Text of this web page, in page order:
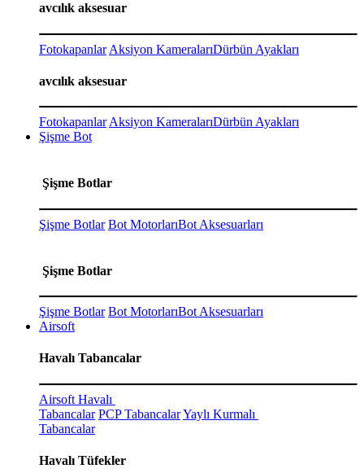
avcılık aksesuar
Fotokapanlar Aksiyon KameralarıDürbün Ayakları
avcılık aksesuar
Fotokapanlar Aksiyon KameralarıDürbün Ayakları
Şişme Bot
Şişme Botlar
Şişme Botlar Bot MotorlarıBot Aksesuarları
Şişme Botlar
Şişme Botlar Bot MotorlarıBot Aksesuarları
Airsoft
Havalı Tabancalar
Airsoft Havalı
Tabancalar PCP TabancalarYaylı Kurmalı
Tabancalar
Havalı Tüfekler